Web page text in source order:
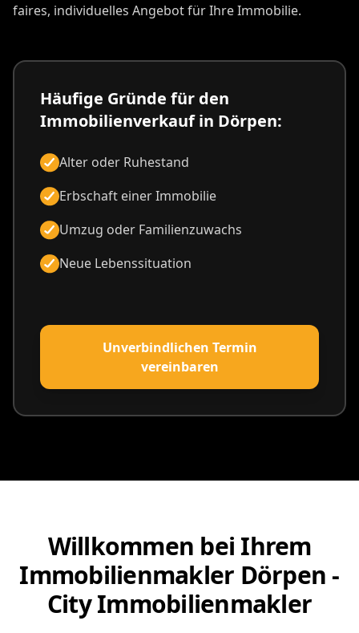
faires, individuelles Angebot für Ihre Immobilie.
Häufige Gründe für den
Immobilienverkauf in Dörpen:
Alter oder Ruhestand
Erbschaft einer Immobilie
Umzug oder Familienzuwachs
Neue Lebenssituation
Unverbindlichen Termin
vereinbaren
Willkommen bei Ihrem
Immobilienmakler Dörpen -
City Immobilienmakler